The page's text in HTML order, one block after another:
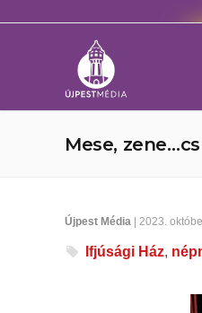
Mese,
Újpest Média | 2023.
Ifjúsági Ház,